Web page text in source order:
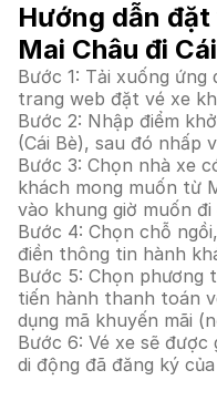
Hướng dẫn
Mai Châu đi
Bước 1: Tải xuống
trang web đặt vé xe
Bước 2: Nhập điểm
(Cái Bè), sau đó nhấp
Bước 3: Chọn nhà xe
khách mong muốn từ
vào khung giờ muốn
Bước 4: Chọn chỗ
điền thông tin hành
Bước 5: Chọn
tiến hành thanh toán
dụng mã khuyến mãi
Bước 6: Vé xe sẽ được
di động đã đăng ký